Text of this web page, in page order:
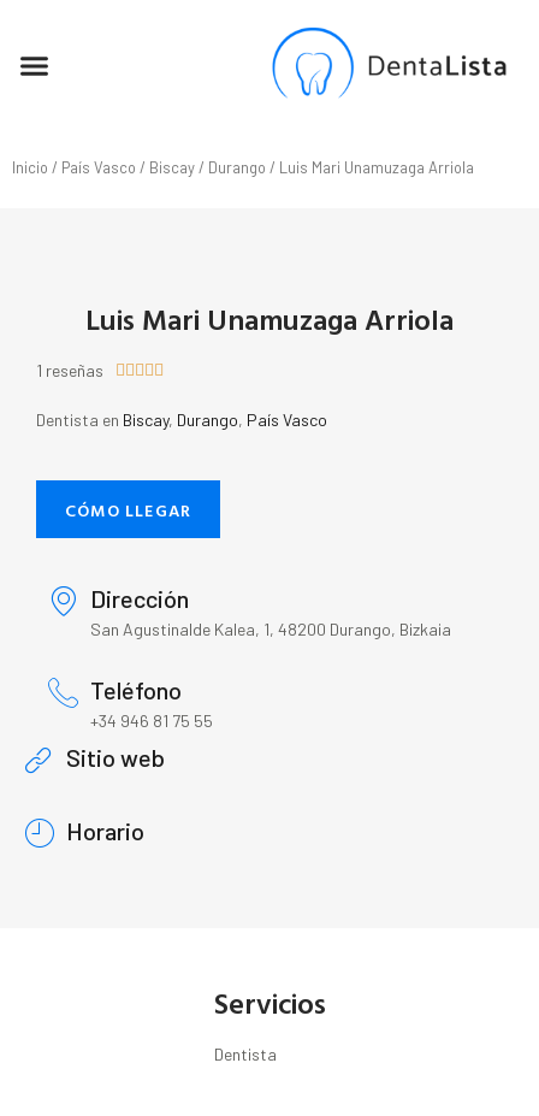
Inicio / País Vasco / Biscay/ Durango / Luis Mari Unamuzaga Arriola
Luis Mari Unamuzaga Arriola
1 reseñas     
Dentista en Biscay, Durango, País Vasco
CÓMO LLEGAR
Dirección
San Agustinalde Kalea, 1, 48200 Durango, Bizkaia
Teléfono
+34 946 81 75 55
Sitio web
Horario
Servicios
Dentista